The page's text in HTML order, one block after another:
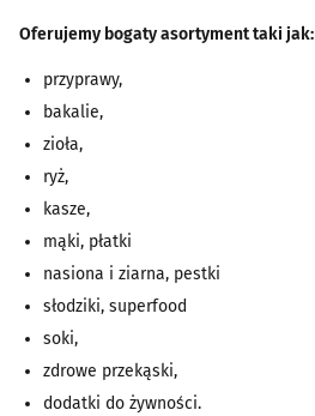
Oferujemy bogaty asortyment taki jak:
przyprawy,
bakalie,
zioła,
ryż,
kasze,
mąki, płatki
nasiona i ziarna, pestki
słodziki, superfood
soki,
zdrowe przekąski,
dodatki do żywności.